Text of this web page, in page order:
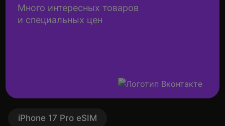
Много интересных товаров
и специальных цен
iPhone 17 Pro eSIM